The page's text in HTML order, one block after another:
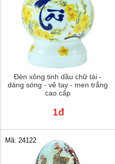
Đèn xông tinh dầu chữ tài -
dáng sóng - vẽ tay - men trắng
cao cấp
1đ
Mã: 24122